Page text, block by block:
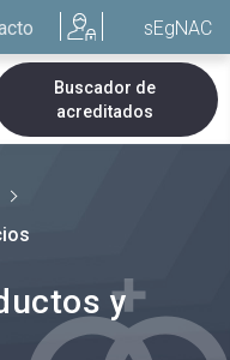
sEgNAC
Buscador de
acreditados
y